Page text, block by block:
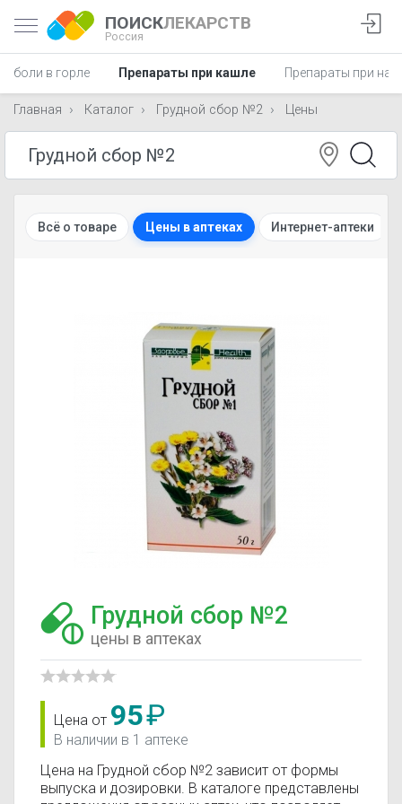
ПОИСКЛЕКАРСТВ
Россия
боли в горле Препараты при кашле Препараты при
Главная Каталог Грудной сбор №2 Цены
Всё о товаре Цены в аптеках Интернет-аптеки
Грудной сбор №2
цены в аптеках
Цена от 95₽
В наличии в 1 аптеке
Цена на Грудной сбор №2 зависит от формы
выпуска и дозировки. В каталоге представлены